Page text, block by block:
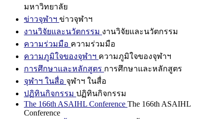
มหาวิทยาลัย
ข่าวจุฬาฯ ข่าวจุฬาฯ
งานวิจัยและนวัตกรรม งานวิจัยและนวัตกรรม
ความร่วมมือ ความร่วมมือ
ความภูมิใจของจุฬาฯ ความภูมิใจของจุฬาฯ
การศึกษาและหลักสูตร การศึกษาและหลักสูตร
จุฬาฯ ในสื่อ จุฬาฯ ในสื่อ
ปฏิทินกิจกรรม ปฏิทินกิจกรรม
The 166th ASAIHL Conference The 166th ASAIHL
Conference